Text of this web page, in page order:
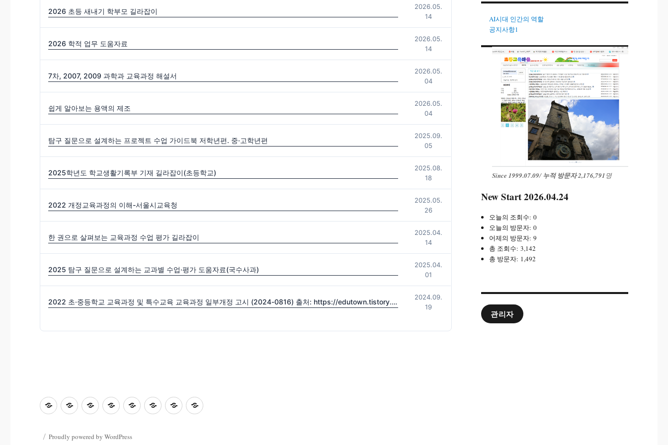
2026 초등 새내기 학부모 길라잡이
2026.05.
14
2026 학적 업무 도움자료
2026.05.
14
7차, 2007, 2009 과학과 교육과정 해설서
2026.05.
04
쉽게 알아보는 용액의 제조
2026.05.
04
탐구 질문으로 설계하는 프로젝트 수업 가이드북 저학년편. 중·고학년편
2025.09.
05
2025학년도 학교생활기록부 기재 길라잡이(초등학교)
2025.08.
18
2022 개정교육과정의 이해-서울시교육청
2025.05.
26
한 권으로 살펴보는 교육과정 수업 평가 길라잡이
2025.04.
14
2025 탐구 질문으로 설계하는 교과별 수업·평가 도움자료(국수사과)
2025.04.
01
2022 초·중등학교 교육과정 및 특수교육 교육과정 일부개정 고시 (2024-0816) 출처: https://edutown.tistory.com/1594 [초등교육마을2:티스토리]
2024.09.
19
AI시대 인간의 역할
공지사항1
Since 1999.07.09/누적 방문자 2,176,791명
New Start 2026.04.24
오늘의 조회수:0
오늘의 방문자:0
어제의 방문자:9
총 조회수:3,142
총 방문자: 1,492
관리자
초
홈
좋
과
좋
사
자
학
Proudly powered by WordPress